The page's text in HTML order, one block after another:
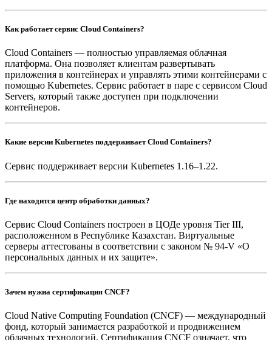
Как работает сервис Cloud Containers?
Cloud Containers — полностью управляемая облачная
платформа. Она позволяет клиентам развертывать
приложения в контейнерах и управлять этими контейнерами с
помощью Kubernetes. Сервис работает в паре с сервисом Cloud
Servers, который также доступен при подключении
контейнеров.
Какие версии Kubernetes поддерживает Cloud Containers?
Сервис поддерживает версии Kubernetes 1.16–1.22.
Где находится центр обработки данных?
Сервис Cloud Containers построен в ЦОДе уровня Tier III,
расположенном в Республике Казахстан. Виртуальные
серверы аттестованы в соответствии с законом № 94-V «О
персональных данных и их защите».
Зачем нужна сертификация CNCF?
Cloud Native Computing Foundation (CNCF) — международный
фонд, который занимается разработкой и продвижением
облачных технологий. Сертификация CNCF означает, что